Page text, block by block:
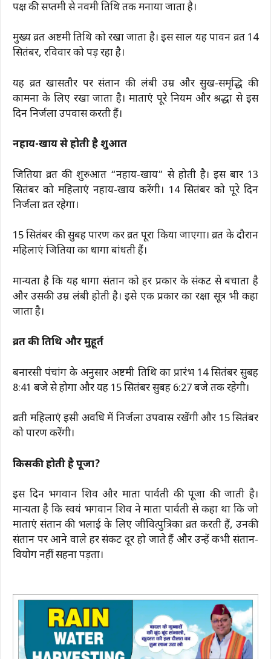
पक्ष की सप्तमी से नवमी तिथि तक मनाया जाता है।
मुख्य व्रत अष्टमी तिथि को रखा जाता है। इस साल यह पावन व्रत 14
सितंबर, रविवार को पड़ रहा है।
यह व्रत खासतौर पर संतान की लंबी उम्र और सुख-समृद्धि की
कामना के लिए रखा जाता है। माताएं पूरे नियम और श्रद्धा से इस
दिन निर्जला उपवास करती हैं।
नहाय-खाय से होती है शुरुआत
जितिया व्रत की शुरुआत “नहाय-खाय” से होती है। इस बार 13
सितंबर को महिलाएं नहाय-खाय करेंगी। 14 सितंबर को पूरे दिन
निर्जला व्रत रहेगा।
15 सितंबर की सुबह पारण कर व्रत पूरा किया जाएगा। व्रत के दौरान
महिलाएं जितिया का धागा बांधती हैं।
मान्यता है कि यह धागा संतान को हर प्रकार के संकट से बचाता है
और उसकी उम्र लंबी होती है। इसे एक प्रकार का रक्षा सूत्र भी कहा
जाता है।
व्रत की तिथि और मुहूर्त
बनारसी पंचांग के अनुसार अष्टमी तिथि का प्रारंभ 14 सितंबर सुबह
8:41 बजे से होगा और यह 15 सितंबर सुबह 6:27 बजे तक रहेगी।
व्रती महिलाएं इसी अवधि में निर्जला उपवास रखेंगी और 15 सितंबर
को पारण करेंगी।
किसकी होती है पूजा?
इस दिन भगवान शिव और माता पार्वती की पूजा की जाती है।
मान्यता है कि स्वयं भगवान शिव ने माता पार्वती से कहा था कि जो
माताएं संतान की भलाई के लिए जीवित्पुत्रिका व्रत करती हैं, उनकी
संतान पर आने वाले हर संकट दूर हो जाते हैं और उन्हें कभी संतान-
वियोग नहीं सहना पड़ता।